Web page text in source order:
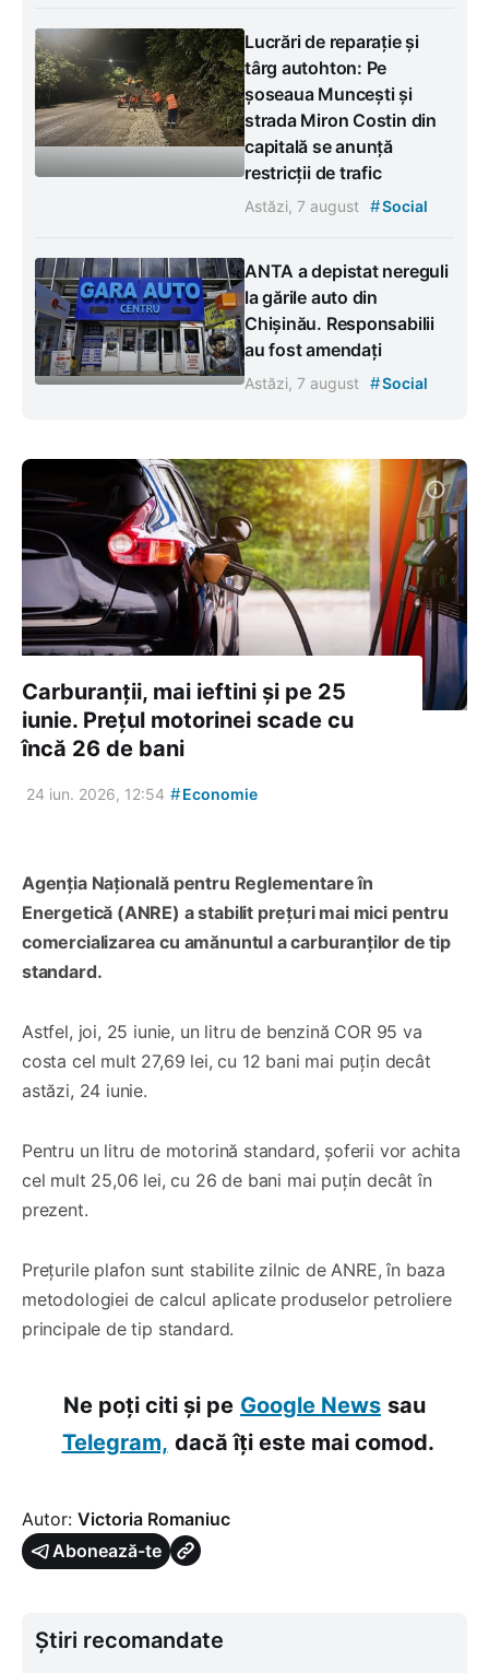
Lucrări de reparație și
târg autohton: Pe
șoseaua Muncești și
strada Miron Costin din
capitală se anunță
restricții de trafic
Astăzi, 7 august #Social
ANTA a depistat nereguli
la gările auto din
Chișinău. Responsabilii
au fost amendați
Astăzi, 7 august #Social
Carburanții, mai ieftini și pe 25
iunie. Prețul motorinei scade cu
încă 26 de bani
24 iun. 2026, 12:54 #Economie
Agenția Națională pentru Reglementare în
Energetică (ANRE) a stabilit prețuri mai mici pentru
comercializarea cu amănuntul a carburanților de tip
standard.
Astfel, joi, 25 iunie, un litru de benzină COR 95 va
costa cel mult 27,69 lei, cu 12 bani mai puțin decât
astăzi, 24 iunie.
Pentru un litru de motorină standard, șoferii vor achita
cel mult 25,06 lei, cu 26 de bani mai puțin decât în
prezent.
Prețurile plafon sunt stabilite zilnic de ANRE, în baza
metodologiei de calcul aplicate produselor petroliere
principale de tip standard.
Ne poți citi și pe Google News sau
Telegram, dacă îți este mai comod.
Autor: Victoria Romaniuc
Abonează-te
Știri recomandate